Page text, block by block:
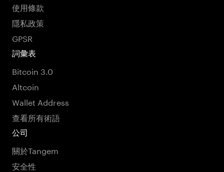
使用條款
隱私政策
GPSR
詞彙表
Bitcoin 3.0
Altcoin
Wallet Address
查看所有術語
公司
關於Tangem
安全性